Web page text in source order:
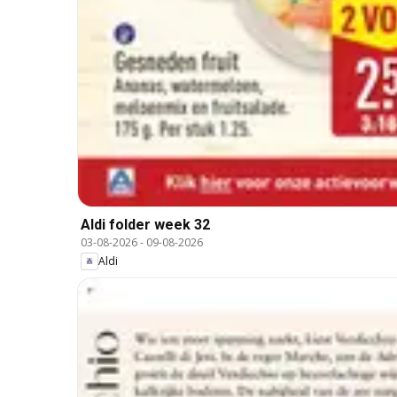
Aldi folder week 32
03-08-2026- 09-08-2026
Aldi